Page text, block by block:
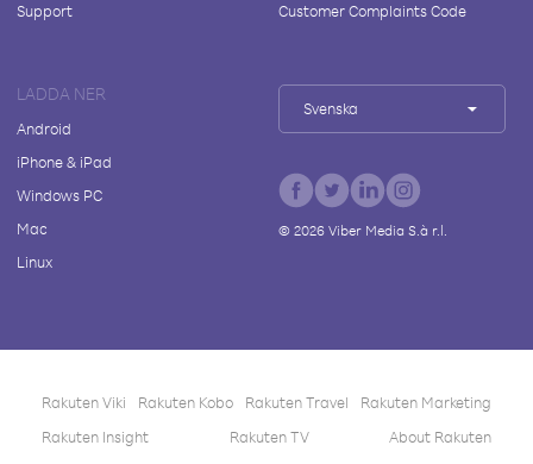
Support
Customer Complaints Code
LADDA NER
Android
iPhone & iPad
Windows PC
Mac
Linux
Svenska
© 2026Viber Media S.à r.l.
Rakuten Viki Rakuten Kobo Rakuten Travel
Rakuten Marketing
Rakuten Insight
Rakuten TV About Rakuten